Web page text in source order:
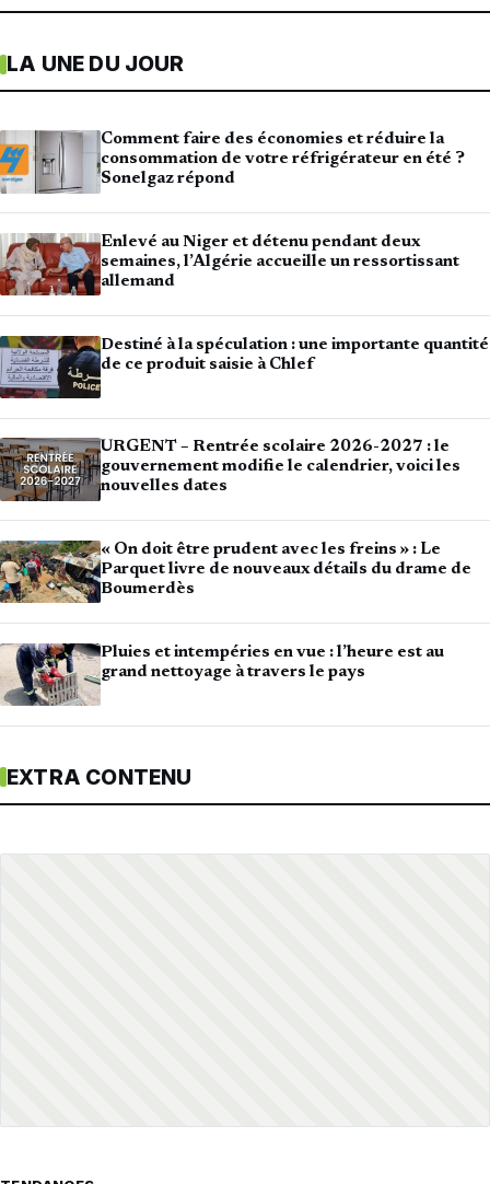
LA UNE DU JOUR
Comment faire des économies et réduire la
consommation de votre réfrigérateur en été ?
Sonelgaz répond
Enlevé au Niger et détenu pendant deux
semaines, l’Algérie accueille un ressortissant
allemand
Destiné à la spéculation : une importante quantité
de ce produit saisie à Chlef
URGENT – Rentrée scolaire 2026-2027 : le
gouvernement modifie le calendrier, voici les
nouvelles dates
« On doit être prudent avec les freins » : Le
Parquet livre de nouveaux détails du drame de
Boumerdès
Pluies et intempéries en vue : l’heure est au
grand nettoyage à travers le pays
EXTRA CONTENU